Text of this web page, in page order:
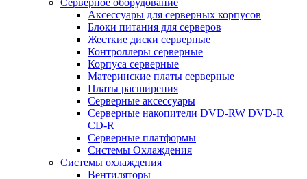
Серверное оборудование
Аксессуары для серверных корпусов
Блоки питания для серверов
Жесткие диски серверные
Контроллеры серверные
Корпуса серверные
Материнские платы серверные
Платы расширения
Серверные аксессуары
Серверные накопители DVD-RW DVD-R
CD-R
Серверные платформы
Системы Охлаждения
Системы охлаждения
Вентиляторы